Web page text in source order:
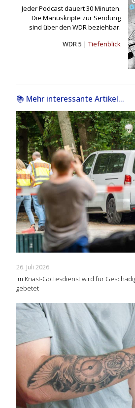
Jeder Podcast dauert 30 Minuten.
Die Manuskripte zur Sendung
sind über den WDR beziehbar.
WDR 5 |Tiefenblick
📚 Mehr interessante Artikel...
26. Juli 2026
Im Knast-Gottesdienst wird für
gebetet